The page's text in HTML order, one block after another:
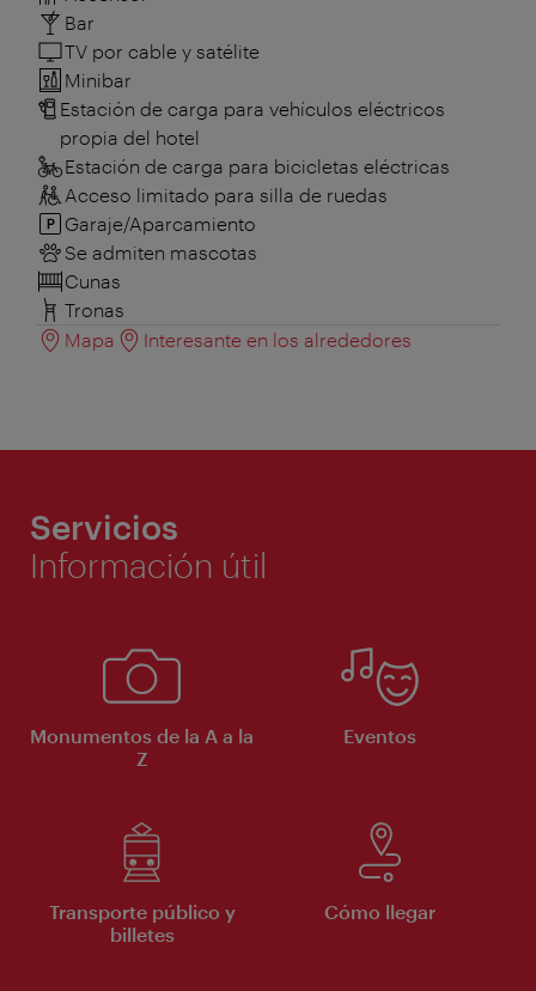
Bar
TV por cable y satélite
Minibar
Estación de carga para vehículos eléctricos
propia del hotel
Estación de carga para bicicletas eléctricas
Acceso limitado para silla de ruedas
Garaje/Aparcamiento
Se admiten mascotas
Cunas
Tronas
Mapa
Interesante en los alrededores
Servicios
Información útil
Monumentos de la A a la
Z
Eventos
Transporte público y
billetes
Cómo llegar